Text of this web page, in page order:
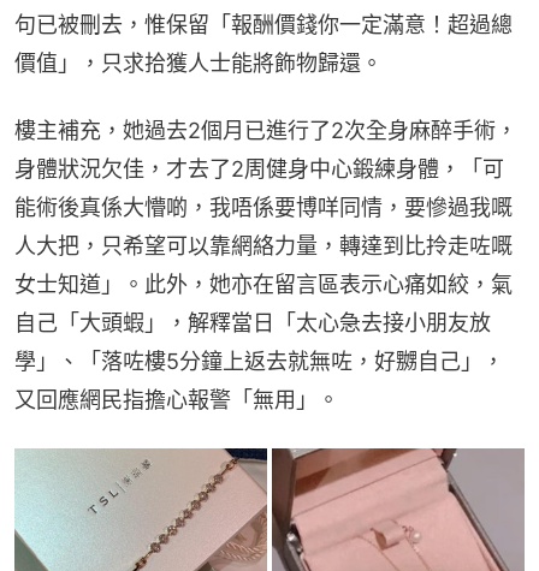
句已被刪去，惟保留「報酬價錢你一定滿意！超過總
價值」，只求拾獲人士能將飾物歸還。
樓主補充，她過去2個月已進行了2次全身麻醉手術，
身體狀況欠佳，才去了2周健身中心鍛練身體，「可
能術後真係大懵啲，我唔係要博咩同情，要慘過我嘅
人大把，只希望可以靠網絡力量，轉達到比拎走咗嘅
女士知道」。此外，她亦在留言區表示心痛如絞，氣
自己「大頭蝦」，解釋當日「太心急去接小朋友放
學」、「落咗樓5分鐘上返去就無咗，好嬲自己」，
又回應網民指擔心報警「無用」。